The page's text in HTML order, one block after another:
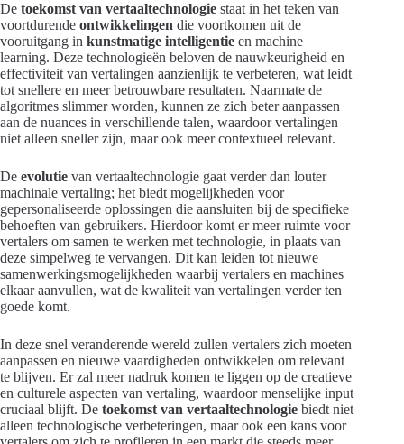
De toekomst van vertaaltechnologie staat in het teken van
voortdurende ontwikkelingen die voortkomen uit de
vooruitgang in kunstmatige intelligentie en machine
learning. Deze technologieën beloven de nauwkeurigheid en
effectiviteit van vertalingen aanzienlijk te verbeteren, wat leidt
tot snellere en meer betrouwbare resultaten. Naarmate de
algoritmes slimmer worden, kunnen ze zich beter aanpassen
aan de nuances in verschillende talen, waardoor vertalingen
niet alleen sneller zijn, maar ook meer contextueel relevant.
De evolutie van vertaaltechnologie gaat verder dan louter
machinale vertaling; het biedt mogelijkheden voor
gepersonaliseerde oplossingen die aansluiten bij de specifieke
behoeften van gebruikers. Hierdoor komt er meer ruimte voor
vertalers om samen te werken met technologie, in plaats van
deze simpelweg te vervangen. Dit kan leiden tot nieuwe
samenwerkingsmogelijkheden waarbij vertalers en machines
elkaar aanvullen, wat de kwaliteit van vertalingen verder ten
goede komt.
In deze snel veranderende wereld zullen vertalers zich moeten
aanpassen en nieuwe vaardigheden ontwikkelen om relevant
te blijven. Er zal meer nadruk komen te liggen op de creatieve
en culturele aspecten van vertaling, waardoor menselijke input
cruciaal blijft. De toekomst van vertaaltechnologie biedt niet
alleen technologische verbeteringen, maar ook een kans voor